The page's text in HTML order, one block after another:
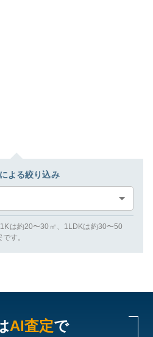
よる絞り込み
は約20〜30㎡、1LDKは約30〜50
す。
AI査定で